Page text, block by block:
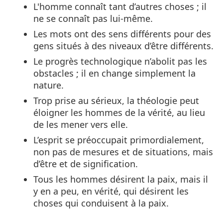
L'homme connaît tant d’autres choses ; il
ne se connaît pas lui-même.
Les mots ont des sens différents pour des
gens situés à des niveaux d’être différents.
Le progrès technologique n’abolit pas les
obstacles ; il en change simplement la
nature.
Trop prise au sérieux, la théologie peut
éloigner les hommes de la vérité, au lieu
de les mener vers elle.
L’esprit se préoccupait primordialement,
non pas de mesures et de situations, mais
d’être et de signification.
Tous les hommes désirent la paix, mais il
y en a peu, en vérité, qui désirent les
choses qui conduisent à la paix.